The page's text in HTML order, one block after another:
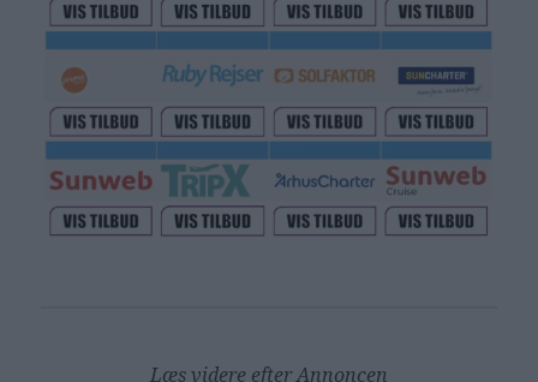
Læs videre efter Annoncen